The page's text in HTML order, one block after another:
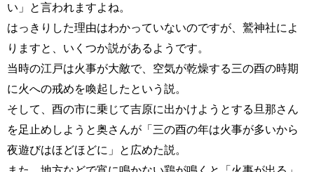
い」と言われますよね。
はっきりした理由はわかっていないのですが、鷲神社によ
りますと、いくつか説があるようです。
当時の江戸は火事が大敵で、空気が乾燥する三の酉の時期
に火への戒めを喚起したという説。
そして、酉の市に乗じて吉原に出かけようとする旦那さん
を足止めしようと奥さんが「三の酉の年は火事が多いから
夜遊びはほどほどに」と広めた説。